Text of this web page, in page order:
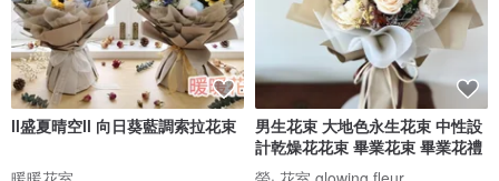
ll盛夏晴空ll 向日葵藍調索拉花束
男生花束 大地色永生花束 中性設
計乾燥花花束 畢業花束 畢業花禮